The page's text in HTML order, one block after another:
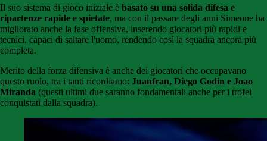
Il suo sistema di gioco iniziale è basato su una solida difesa e
ripartenze rapide e spietate, ma con il passare degli anni Simeone ha
migliorato anche la fase offensiva, inserendo giocatori più rapidi e
tecnici, capaci di saltare l'uomo, rendendo così la squadra ancora più
completa.
Merito della forza difensiva è anche dei giocatori che occupavano
questo ruolo, tra i tanti ricordiamo: Juanfran, Diego Godin e Joao
Miranda (questi ultimi due saranno fondamentali anche per i trofei
conquistati dalla squadra).